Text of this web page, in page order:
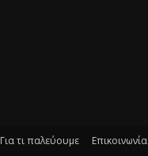
Για τι παλεύουμε
Επικοινωνία